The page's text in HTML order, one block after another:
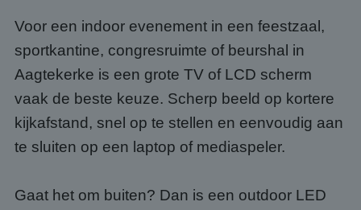
Voor een indoor evenement in een feestzaal,
sportkantine, congresruimte of beurshal in
Aagtekerke is een grote TV of LCD scherm
vaak de beste keuze. Scherp beeld op kortere
kijkafstand, snel op te stellen en eenvoudig aan
te sluiten op een laptop of mediaspeler.
Gaat het om buiten? Dan is een outdoor LED